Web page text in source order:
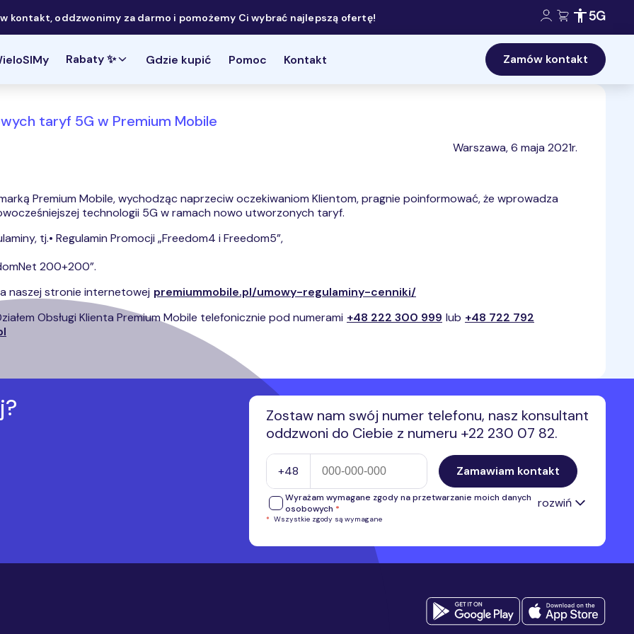
kontakt, oddzwonimy za darmo i pomożemy Ci wybrać najlepszą ofertę! Konto klienta:
Koszyk:Zasięg
Rabaty ✨ Gdzie kupić Pomoc Kontakt Zamów kontakt
taryf 5G w Premium Mobile
Warszawa, 6 maja 2021r.
Premium Mobile, wychodząc naprzeciw oczekiwaniom Klientom, pragnie poinformować, że wprowadza
technologii 5G w ramach nowo utworzonych taryf.
tj.• Regulamin Promocji „Freedom4 i Freedom5”,
200+200”.
naszej stronie internetowej premiummobile.pl/umowy-regulaminy-cenniki/
Obsługi Klienta Premium Mobile telefonicznie pod numerami +48 222 300 999 lub +48 722 792
Zostaw nam swój numer telefonu, nasz konsultant
oddzwoni do Ciebie z numeru +22 230 07 82.
Numer telefonu
+48 Zamawiam kontakt
Wyrażam wymagane zgody na przetwarzanie moich danych
osobowych * rozwiń
Wyrażam zgodę na przetwarzanie przez Premium Mobile Sp. z o.o. numeru
informacje na temat przetwarzania danych osobowych.
automatycznych systemów wywołujących lub telekomunikacyjnych
urządzeń końcowych, w szczególności w ramach korzystania z usług
komunikacji interpersonalnej, z wykorzystaniem telefonu, SMS, MMS.*
* Wszystkie zgody są wymagane